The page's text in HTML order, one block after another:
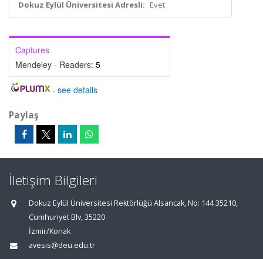
Dokuz Eylül Üniversitesi Adresli: Evet
Captures
Mendeley - Readers: 5
- see details
Paylaş
İletişim Bilgileri
Dokuz Eylül Üniversitesi Rektörlüğü Alsancak, No: 144 35210,
Cumhuriyet Blv, 35220
İzmir/Konak
avesis@deu.edu.tr